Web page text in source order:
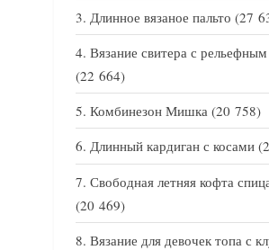
Длинное вязаное пальто (27
Вязание свитера с
(22 664)
Комбинезон Мишка (20 758)
Длинный кардиган с косами
Свободная летняя кофта
(20 469)
Вязание для девочек топа с